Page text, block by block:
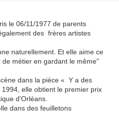
le 06/11/1977 de parents
des frères artistes
naturellement. Et elle aime ce
métier en gardant le même"
dans la pièce « Y a des
elle obtient le premier prix
d'Orléans.
dans des feuilletons